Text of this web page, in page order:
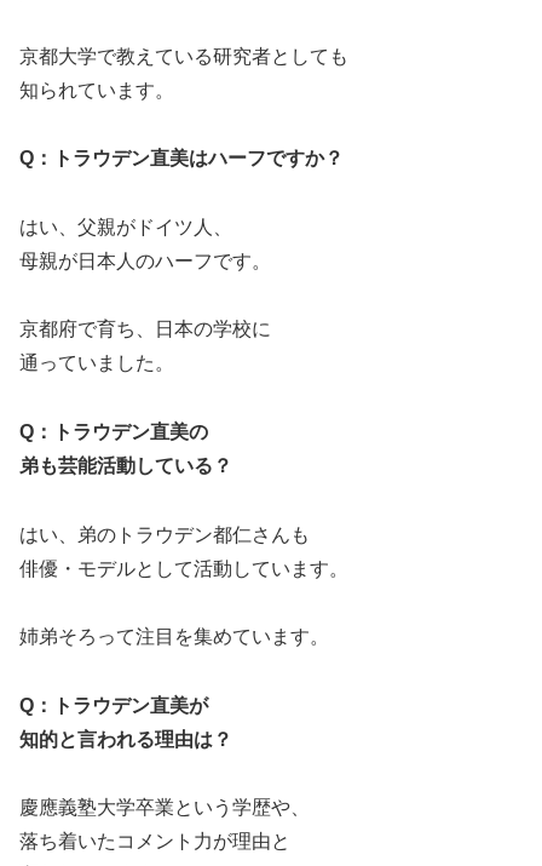
京都大学で教えている研究者としても
知られています。
Q：トラウデン直美はハーフですか？
はい、父親がドイツ人、
母親が日本人のハーフです。
京都府で育ち、日本の学校に
通っていました。
Q：トラウデン直美の
弟も芸能活動している？
はい、弟のトラウデン都仁さんも
俳優・モデルとして活動しています。
姉弟そろって注目を集めています。
Q：トラウデン直美が
知的と言われる理由は？
慶應義塾大学卒業という学歴や、
落ち着いたコメント力が理由と